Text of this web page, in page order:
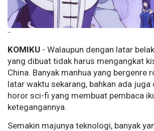
--
KOMIKU - Walaupun dengan latar
yang dibuat tidak harus mengangkat
China. Banyak manhua yang bergenre
latar waktu sekarang, bahkan ada juga
horor sci-fi yang membuat pembaca
ketegangannya.
Semakin majunya teknologi, banyak